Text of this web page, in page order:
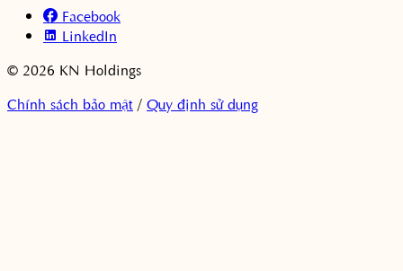
Facebook
LinkedIn
© 2026 KN Holdings
Chính sách bảo mật / Quy định sử dụng